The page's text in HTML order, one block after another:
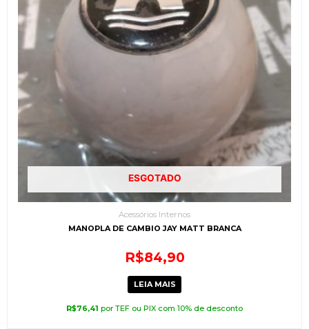
ESGOTADO
Acessórios Internos
MANOPLA DE CAMBIO JAY MATT BRANCA
R$84,90
LEIA MAIS
R$76,41 por TEF ou PIX com 10% de desconto